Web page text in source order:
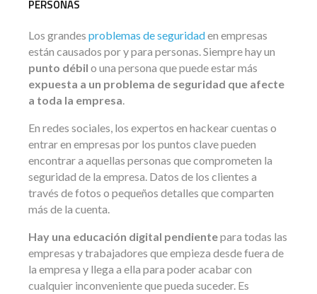
PERSONAS
Los grandes problemas de seguridaden empresas
están causados por y para personas. Siempre hay un
punto débil o una persona que puede estar más
expuesta a un problema de seguridad que afecte
a toda la empresa.
En redes sociales, los expertos en hackear cuentas o
entrar en empresas por los puntos clave pueden
encontrar a aquellas personas que comprometen la
seguridad de la empresa. Datos de los clientes a
través de fotos o pequeños detalles que comparten
más de la cuenta.
Hay una educación digital pendientepara todas las
empresas y trabajadores que empieza desde fuera de
la empresa y llega a ella para poder acabar con
cualquier inconveniente que pueda suceder. Es